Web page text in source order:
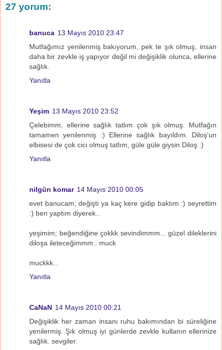
27 yorum:
banuca 13 Mayıs 2010 23:47
Mutfağımız yenilenmiş bakıyorum, pek te şık olmuş, insan
daha bir zevkle iş yapıyor değil mi değişiklik olunca, ellerine
sağlık.
Yanıtla
Yeşim 13 Mayıs 2010 23:52
Çelebimm, ellerine sağlık tatlım çok şık olmuş. Mutfağın
tamamen yenilenmiş :) Ellerine sağlık bayıldım. Diloş'un
elbisesi de çok cici olmuş tatlım, güle güle giysin Diloş :)
Yanıtla
nilgün komar 14 Mayıs 2010 00:05
evet banucam; değişti ya kaç kere gidip baktım :) seyrettim
:) ben yaptım diyerek..
yeşimim; beğendiğine çokkk sevindimmm... güzel dileklerini
diloşa ileteceğimmm.. muck
muckkk...
Yanıtla
CaNaN 14 Mayıs 2010 00:21
Değişiklik her zaman insanı ruhu bakımından bi süreliğine
yenilermiş. Şık olmuş iyi günlerde zevkle kullanın ellerinize
sağlık. sevgiler.